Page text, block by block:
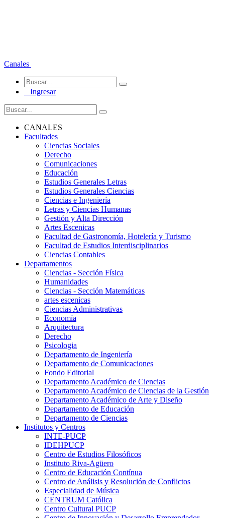
Canales
Ingresar
CANALES
Facultades
Ciencias Sociales
Derecho
Comunicaciones
Educación
Estudios Generales Letras
Estudios Generales Ciencias
Ciencias e Ingeniería
Letras y Ciencias Humanas
Gestión y Alta Dirección
Artes Escenicas
Facultad de Gastronomía, Hotelería y Turismo
Facultad de Estudios Interdisciplinarios
Ciencias Contables
Departamentos
Ciencias - Sección Física
Humanidades
Ciencias - Sección Matemáticas
artes escenicas
Ciencias Administrativas
Economía
Arquitectura
Derecho
Psicologia
Departamento de Ingeniería
Departamento de Comunicaciones
Fondo Editorial
Departamento Académico de Ciencias
Departamento Académico de Ciencias de la Gestión
Departamento Académico de Arte y Diseño
Departamento de Educación
Departamento de Ciencias
Institutos y Centros
INTE-PUCP
IDEHPUCP
Centro de Estudios Filosóficos
Instituto Riva-Agüero
Centro de Educación Contínua
Centro de Análisis y Resolución de Conflictos
Especialidad de Música
CENTRUM Católica
Centro Cultural PUCP